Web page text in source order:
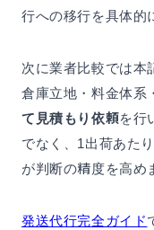
行への移行を具体的
次に業者比較では本
倉庫立地・料金体系
て見積もり依頼を行
でなく、1出荷あた
が判断の精度を高め
発送代行完全ガイド